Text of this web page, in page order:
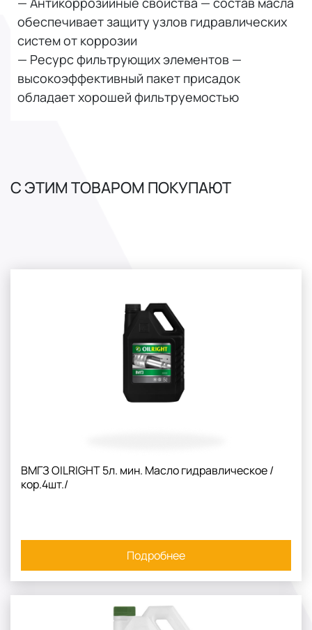
обеспечивает защиту узлов гидравлических
систем от коррозии
— Ресурс фильтрующих элементов —
высокоэффективный пакет присадок
обладает хорошей фильтруемостью
С ЭТИМ ТОВАРОМ ПОКУПАЮТ
ВМГЗ OILRIGHT 5л. мин. Масло гидравлическое /
кор.4шт./
Подробнее